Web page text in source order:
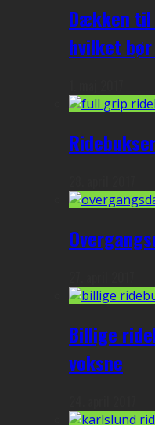
Dækken
hvilket
Billige
voksne